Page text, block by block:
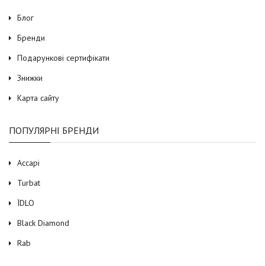
Блог
Бренди
Подарункові сертифікати
Знижки
Карта сайту
ПОПУЛЯРНІ БРЕНДИ
Accapi
Turbat
ЇDLO
Black Diamond
Rab